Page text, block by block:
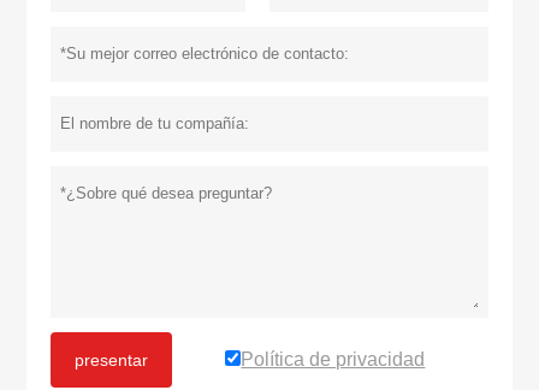
presentar Política de privacidad